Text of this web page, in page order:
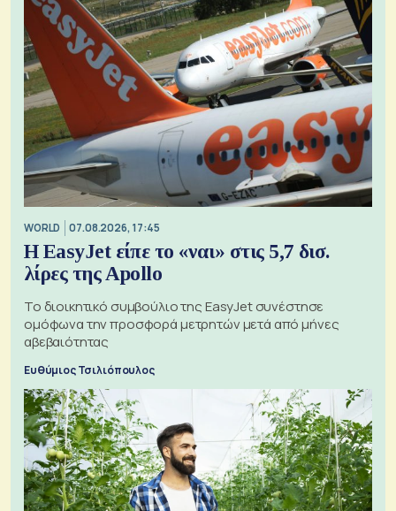
WORLD 07.08.2026, 17:45
Η EasyJet είπε το «ναι» στις 5,7 δισ.
λίρες της Apollo
Το διοικητικό συμβούλιο της EasyJet συνέστησε
ομόφωνα την προσφορά μετρητών μετά από μήνες
αβεβαιότητας
Ευθύμιος Τσιλιόπουλος